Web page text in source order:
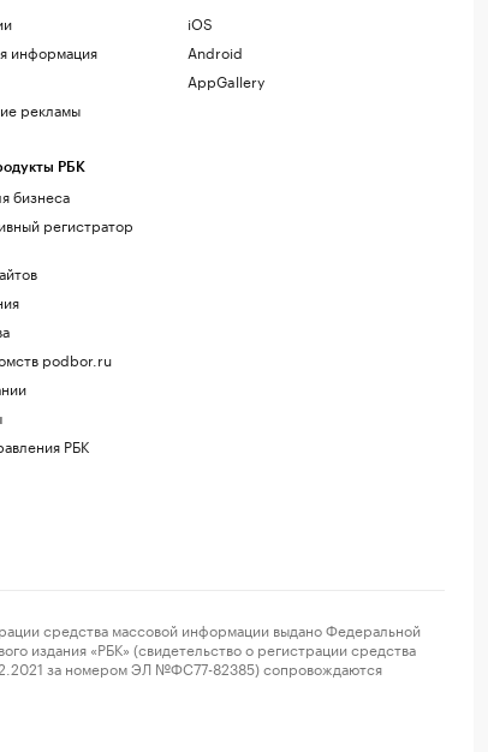
информация
рекламы
РБК
бизнеса
регистратор
podbor.ru
РБК
iOS
Android
AppGallery
средства массовой информации выдано Федеральной
издания «РБК» (свидетельство о регистрации средства
за номером ЭЛ №ФС77-82385) сопровождаются